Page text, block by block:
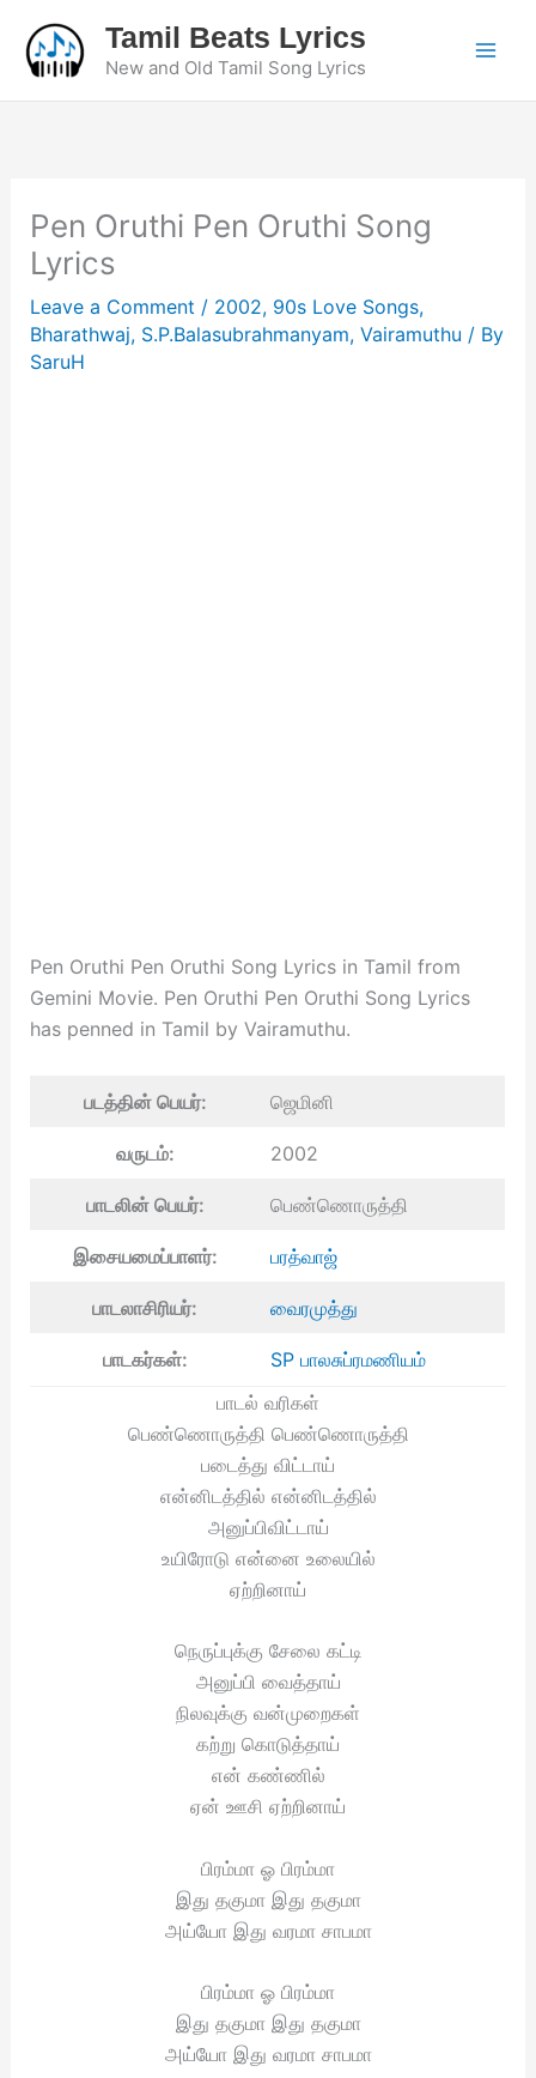
content
Tamil Beats Lyrics
New and Old Tamil Song Lyrics
Pen Oruthi Pen Oruthi Song
Lyrics
Leave a Comment / 2002, 90s Love Songs,
Bharathwaj, S.P.Balasubrahmanyam, Vairamuthu / By
SaruH
Pen Oruthi Pen Oruthi Song Lyrics in Tamil from
Gemini Movie. Pen Oruthi Pen Oruthi Song Lyrics
has penned in Tamil by Vairamuthu.
படத்தின் பெயர்: ஜெமினி
வருடம்: 2002
பாடலின் பெயர்: பெண்ணொருத்தி
இசையமைப்பாளர்: பரத்வாஜ்
பாடலாசிரியர்: வைரமுத்து
பாடகர்கள்:
SP பாலசுப்ரமணியம்
பாடல் வரிகள்
பெண்ணொருத்தி பெண்ணொருத்தி
படைத்து விட்டாய்
என்னிடத்தில் என்னிடத்தில்
அனுப்பிவிட்டாய்
உயிரோடு என்னை உலையில்
ஏற்றினாய்
நெருப்புக்கு சேலை கட்டி
அனுப்பி வைத்தாய்
நிலவுக்கு வன்முறைகள்
கற்று கொடுத்தாய்
என் கண்ணில்
ஏன் ஊசி ஏற்றினாய்
பிரம்மா ஓ பிரம்மா
இது தகுமா இது தகுமா
அய்யோ இது வரமா சாபமா
பிரம்மா ஓ பிரம்மா
இது தகுமா இது தகுமா
அய்யோ இது வரமா சாபமா